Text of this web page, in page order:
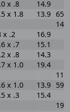
x .8
14.9
x 1.8 13.9
x .2
16.9
x .7
15.1
x .8
14.3
x 1.0
19.4
x 1.0 13.9
x .3
15.4